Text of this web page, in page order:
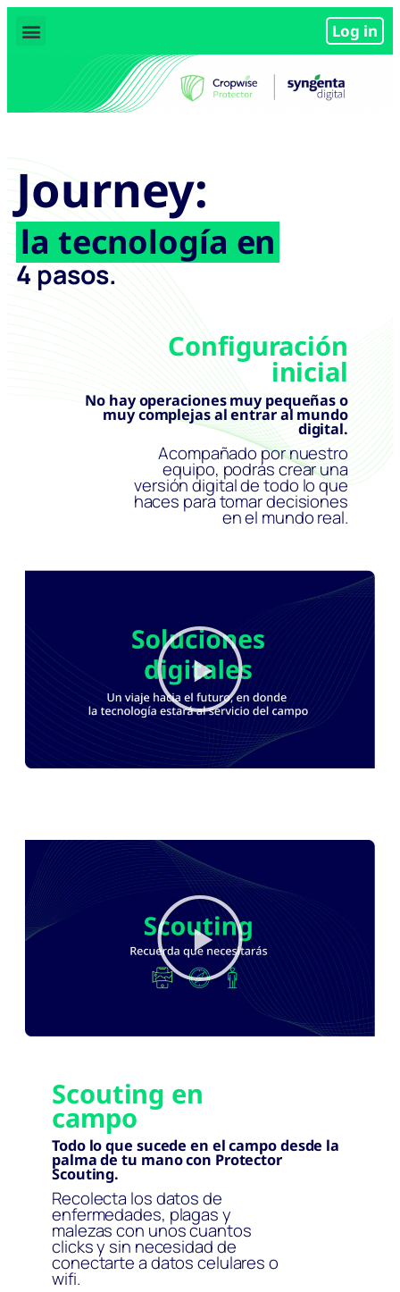
Log in
Journey:
la tecnología en
4 pasos.
Configuración
inicial
No hay operaciones muy pequeñas o
muy complejas al entrar al mundo
digital.
Acompañado por nuestro
equipo, podrás crear una
versión digital de todo lo que
haces para tomar decisiones
en el mundo real.
Scouting en
campo
Todo lo que sucede en el campo desde la
palma de tu mano con Protector
Scouting.
Recolecta los datos de
enfermedades, plagas y
malezas con unos cuantos
clicks y sin necesidad de
conectarte a datos celulares o
wifi.